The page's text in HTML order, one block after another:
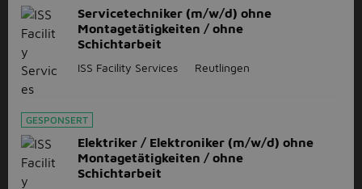
Servicetechniker (m/w/d) ohne
Montagetätigkeiten / ohne
Schichtarbeit
ISS Facility Services Reutlingen
GESPONSERT
Elektriker / Elektroniker (m/w/d) ohne
Montagetätigkeiten / ohne
Schichtarbeit